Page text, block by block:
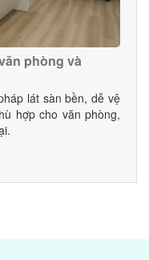
phòng và
lát sàn bền, dễ vệ
hợp cho văn phòng,